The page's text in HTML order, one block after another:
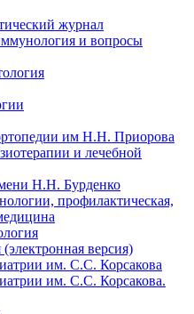
журнал
и вопросы
им Н.Н. Приорова
и лечебной
Н.Н. Бурденко
профилактическая,
версия)
им. С.С. Корсакова
им. С.С. Корсакова.